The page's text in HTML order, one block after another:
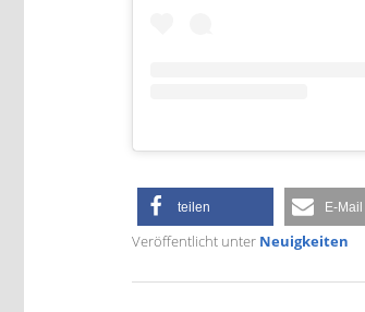
teilen E-Mail
Veröffentlicht unter Neuigkeiten